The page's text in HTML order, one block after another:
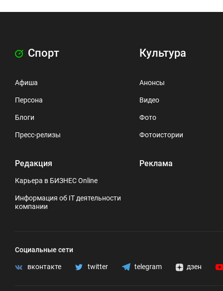
Спорт
Афиша
Персона
Блоги
Пресс-релизы
Редакция
Карьера в БИЗНЕС Online
Информация об IT деятельности
компании
Культура
Анонсы
Видео
Фото
Фотоистории
Реклама
Социальные сети
вконтакте twitter telegram дзен